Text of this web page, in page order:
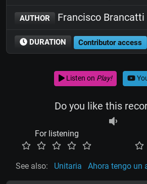
AUTHOR Francisco Brancatti
DURATION Contributor access
Listen on Play!
Do you like this
For listening
See also: Unitaria Ahora tengo un